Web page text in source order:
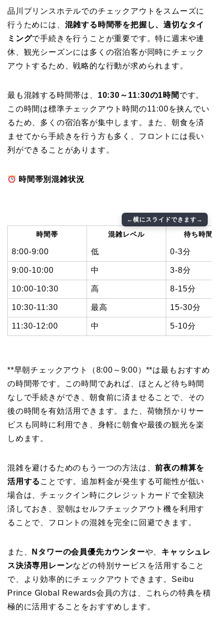
品川プリンスホテルでのチェックアウトをスムーズに
行うためには、 混雑する時間帯を把握し、適切なタイ
ミングで手続きを行うことが重要です。特に週末や連
休、観光シーズンには多くの宿泊客が同時にチェック
アウトするため、戦略的な行動が求められます。
最も混雑する時間帯は、 10:30～11:30の1時間 です。
この時間は標準チェックアウト時間の11:00を挟んでい
るため、多くの宿泊客が集中します。また、朝食を済
ませてから手続きを行う方も多く、フロントには長い
列ができることがあります。
時間帯別混雑状況
時間帯 混雑レベル 待ち時間
8:00-9:00 低 0-3分
9:00-10:00 中 3-8分
10:00-10:30 高 8-15分
10:30-11:30 最高 15-30分
11:30-12:00 中 5-10分
**早朝チェックアウト（8:00～9:00）**は最もおすすめ
の時間帯です。この時間であれば、ほとんど待ち時間
なしで手続きができ、朝食前に済ませることで、その
後の時間を有効活用できます。また、荷物預かりサー
ビスも同時に利用でき、身軽に朝食や最後の観光を楽
しめます。
混雑を避けるためのもう一つの方法は、前夜の精算を
活用する ことです。追加料金が発生する可能性が低い
場合は、チェックイン時にクレジットカードで全額決
済しておき、翌朝はセルフチェックアウト機を利用す
ることで、フロントの混雑を完全に回避できます。
また、 Nタワーの会員優先カウンターや、 キャッシュレ
ス決済専用レーンなどの特別サービスを活用すること
で、より効率的にチェックアウトできます。Seibu
Prince Global Rewards会員の方は、これらの特典を積
極的に活用することをおすすめします。